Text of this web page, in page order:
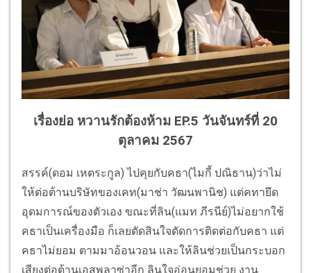
เรื่องย่อ หวานรักต้องห้าม EP.5 วันจันทร์ที่ 20
ตุลาคม 2567
สรรค์(ดอม เหตระกูล) ไปคุยกับคธา(ไมกี้ ปณิธาน)ว่าไม่
ให้ต่อต้านบริษัทของเคท(มาช่า วัฒนพานิช) แต่คทายึด
อุดมการณ์ของตัวเอง ขณะที่ลิน(แมท ภีรนีย์)ไม่อยากใช้
คธาเป็นเครื่องมือ ก็เลยตัดสินใจตัดการติดต่อกับคธา แต่
คธาไม่ยอม ตามมาอ้อนวอน และให้ลินช่วยเป็นกระบอก
เสียงต่อต้านเอสพลาซ่าอีก ลินใจอ่อนยอมช่วย งาน